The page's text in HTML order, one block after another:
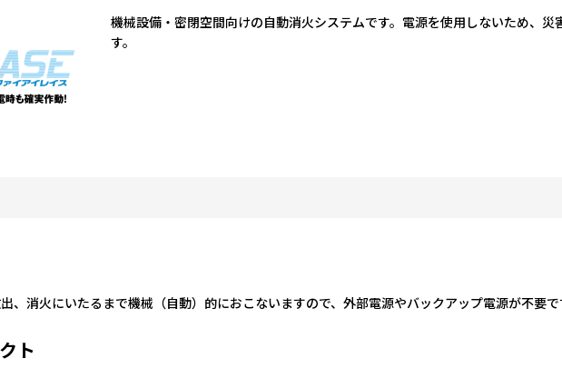
機械設備・密閉空間向けの自動消火システムです。電源を使用しないため、
す。
、消火にいたるまで機械（自動）的におこないますので、外部電源やバックアップ電源が不要
ト